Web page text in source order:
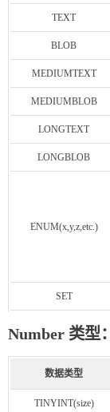
TEXT
BLOB
MEDIUMTEXT
MEDIUMBLOB
LONGTEXT
LONGBLOB
ENUM(x,y,z,etc.)
SET
Number 类型
数据类型
TINYINT(size)